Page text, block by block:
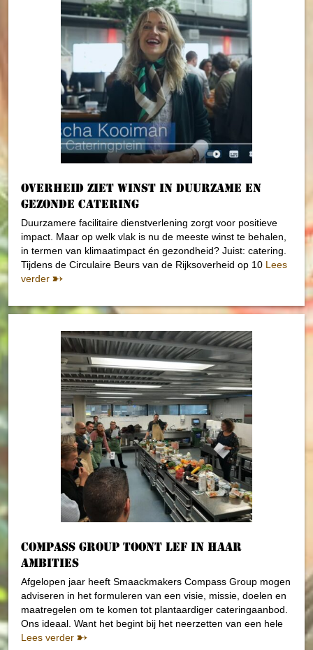
Overheid ziet winst in duurzame en
gezonde catering
Duurzamere facilitaire dienstverlening zorgt voor positieve
impact. Maar op welk vlak is nu de meeste winst te behalen,
in termen van klimaatimpact én gezondheid? Juist: catering.
Tijdens de Circulaire Beurs van de Rijksoverheid op 10 Lees
verder
Compass Group toont lef in haar
ambities
Afgelopen jaar heeft Smaackmakers Compass Group mogen
adviseren in het formuleren van een visie, missie, doelen en
maatregelen om te komen tot plantaardiger cateringaanbod.
Ons ideaal. Want het begint bij het neerzetten van een hele
Lees verder